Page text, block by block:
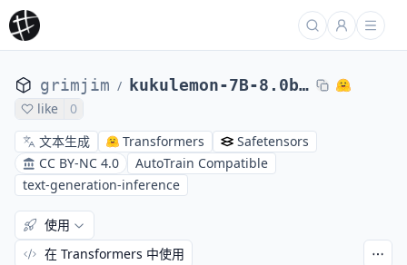
grimjim / kukulemon-7B-8.0bpw_h8_exl2
like
0
文本生成
Transformers
Safetensors
CC BY-NC 4.0
AutoTrain Compatible
text-generation-inference
使用
在 Transformers 中使用